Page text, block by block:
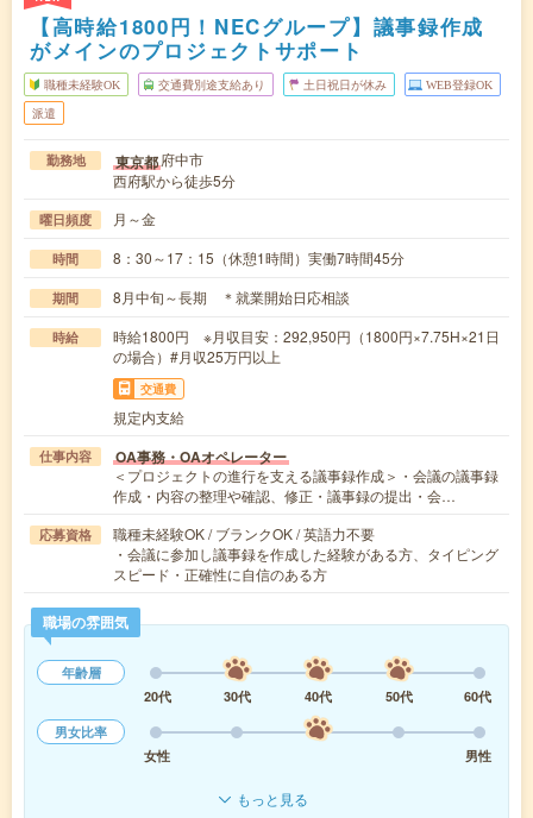
【高時給1800円！NECグループ】議事録作成
がメインのプロジェクトサポート
職種未経験OK 交通費別途支給あり 土日祝日が休み WEB登録OK
派遣
勤務地 東京都府中市
西府駅から徒歩5分
曜日頻度 月～金
時間 8：30～17：15（休憩1時間）実働7時間45分
期間 8月中旬～長期 ＊就業開始日応相談
時給
時給1800円 ※月収目安：292,950円（1800円×7.75H×21日
の場合）#月収25万円以上
交通費
規定内支給
仕事内容 OA事務・OAオペレーター
＜プロジェクトの進行を支える議事録作成＞・会議の議事録
作成・内容の整理や確認、修正・議事録の提出・会…
応募資格
職種未経験OK / ブランクOK / 英語力不要
・会議に参加し議事録を作成した経験がある方、タイピング
スピード・正確性に自信のある方
職場の雰囲気
年齢層
20代
30代 40代 50代
60代
男女比率
女性
男性
もっと見る